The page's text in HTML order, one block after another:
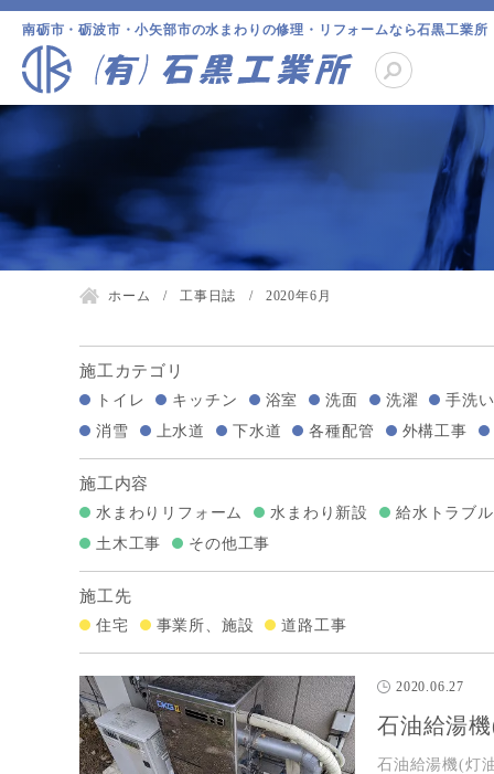
南砺市・砺波市・小矢部市の水まわりの修理・リフォームなら石黒工業所
ホーム 工事日誌 2020年6月
施工カテゴリ
トイレ キッチン 浴室 洗面 洗濯
手洗い
消雪
上水道 下水道 各種配管 外構工事
施工内容
水まわりリフォーム 水まわり新設
給水トラブル
土木工事
その他工事
施工先
住宅 事業所、施設 道路工事
2020.06.27
石油給湯
石油給湯機(灯